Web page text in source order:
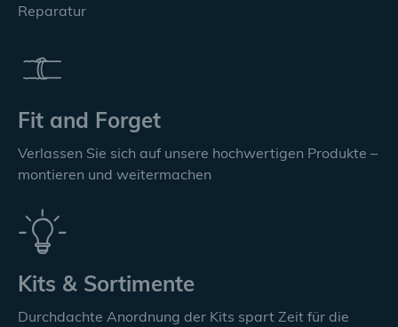
Reparatur
Fit and Forget
Verlassen Sie sich auf unsere hochwertigen Produkte –
montieren und weitermachen
Kits & Sortimente
Durchdachte Anordnung der Kits spart Zeit für die